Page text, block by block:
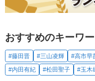
おすすめのキーワ
#藤田晋 #三山凌輝 #高市早
#内田有紀
#松田聖子 #玉木